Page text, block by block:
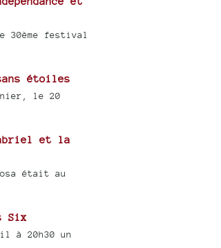
30ème festival
étoiles
le 20
et la
était au
Six
à 20h30 un